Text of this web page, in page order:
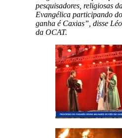
pesquisadores, religiosas
Evangélica participando
ganha é Caxias”, disse
da OCAT.